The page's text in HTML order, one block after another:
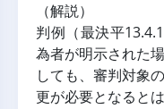
（解説）
判例（最決平
為者が明示された
しても、審判対象
更が必要となると